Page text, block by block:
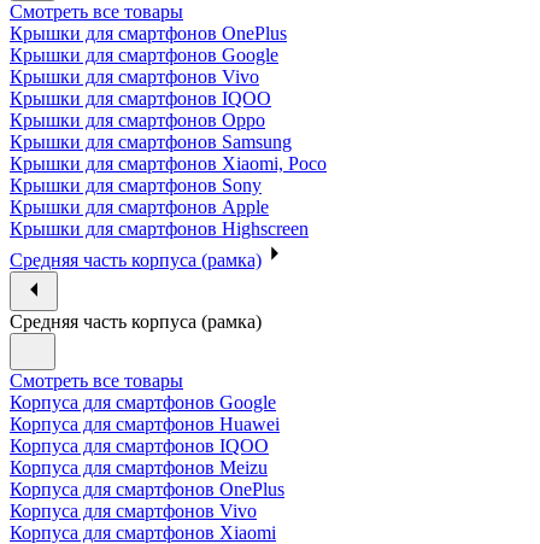
Смотреть все товары
Крышки для смартфонов OnePlus
Крышки для смартфонов Google
Крышки для смартфонов Vivo
Крышки для смартфонов IQOO
Крышки для смартфонов Oppo
Крышки для смартфонов Samsung
Крышки для смартфонов Xiaomi, Poco
Крышки для смартфонов Sony
Крышки для смартфонов Apple
Крышки для смартфонов Highscreen
Средняя часть корпуса (рамка)
Средняя часть корпуса (рамка)
Смотреть все товары
Корпуса для смартфонов Google
Корпуса для смартфонов Huawei
Корпуса для смартфонов IQOO
Корпуса для смартфонов Meizu
Корпуса для смартфонов OnePlus
Корпуса для смартфонов Vivo
Корпуса для смартфонов Xiaomi